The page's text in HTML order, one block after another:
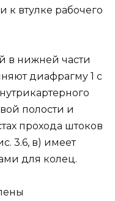
к втулке рабочего
в нижней части
диафрагму 1 с
полости и
прохода штоков
3.6, в) имеет
для колец.